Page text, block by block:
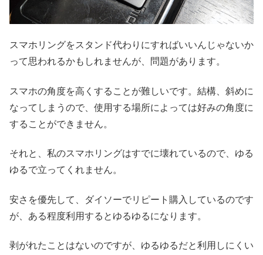
スマホリングをスタンド代わりにすればいいんじゃないか
って思われるかもしれませんが、問題があります。
スマホの角度を高くすることが難しいです。結構、斜めに
なってしまうので、使用する場所によっては好みの角度に
することができません。
それと、私のスマホリングはすでに壊れているので、ゆる
ゆるで立ってくれません。
安さを優先して、ダイソーでリピート購入しているのです
が、ある程度利用するとゆるゆるになります。
剥がれたことはないのですが、ゆるゆるだと利用しにくい